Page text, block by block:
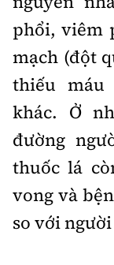
Giải trí - Thể
Tòa soạn: Số 2
Hà Nội.
Tổng biên tập:
Phó Tổng biên
Nguyễn Đức
Hotline:
0901 514 799
Email:
Cấm sao chép
chấp thuận
phổi, viêm
mạch (đột
thiếu
khác. Ở
đường
thuốc lá
vong và
so với